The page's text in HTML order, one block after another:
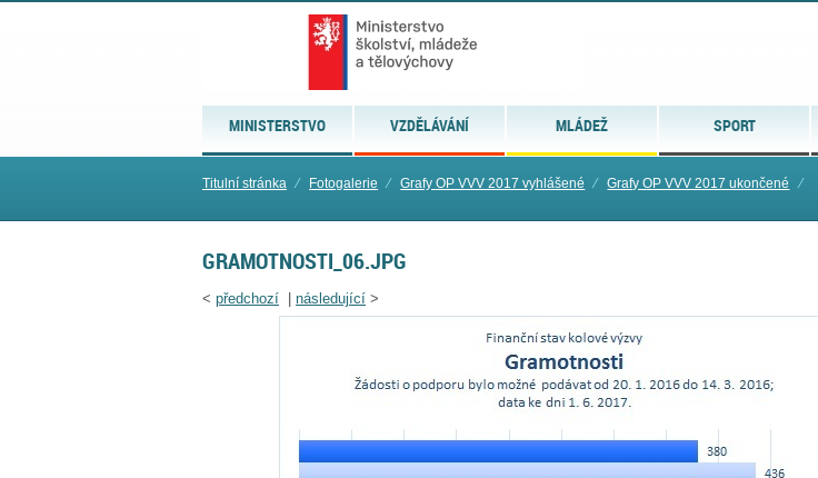
MINISTERSTVO VZDĚLÁVÁNÍ MLÁDEŽ SPORT
Titulní stránka ⁄ Fotogalerie ⁄ Grafy OP VVV 2017 vyhlášené ⁄ Grafy OP VVV 2017 ukončené ⁄
GRAMOTNOSTI_06.JPG
< předchozí následující >